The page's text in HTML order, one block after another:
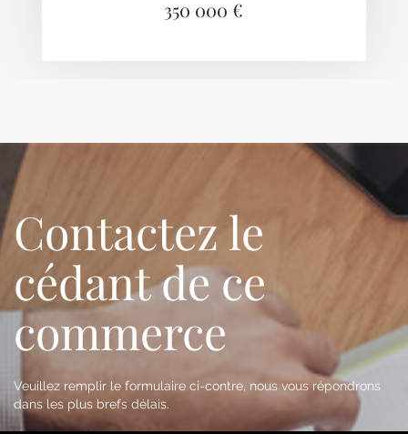
350 000 €
Contactez le
cédant de ce
commerce
Veuillez remplir le formulaire ci-contre, nous vous répondrons
dans les plus brefs délais.